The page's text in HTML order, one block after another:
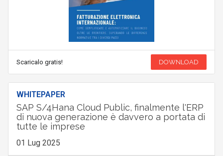
Scaricalo gratis! DOWNLOAD
WHITEPAPER
SAP S/4Hana Cloud Public, finalmente l'ERP
di nuova generazione è davvero a portata di
tutte le imprese
01 Lug 2025